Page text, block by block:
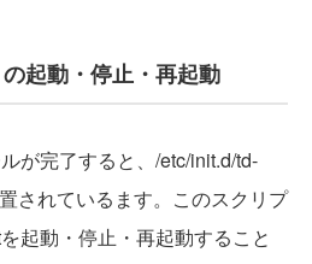
起動・停止・再起動
が完了すると、/etc/init.d/td-
されているます。このスクリプ
起動・停止・再起動すること